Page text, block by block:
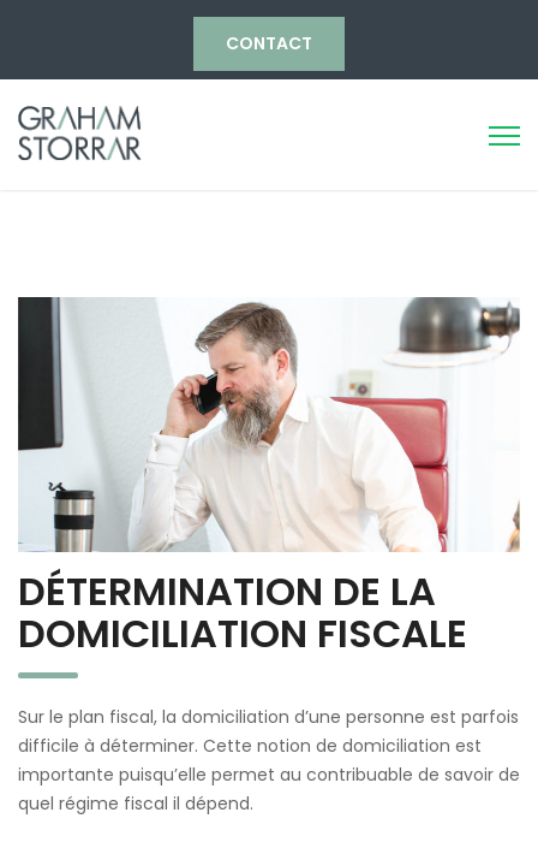
CONTACT
DÉTERMINATION DE LA
DOMICILIATION FISCALE
Sur le plan fiscal, la domiciliation d’une personne est parfois
difficile à déterminer. Cette notion de domiciliation est
importante puisqu’elle permet au contribuable de savoir de
quel régime fiscal il dépend.